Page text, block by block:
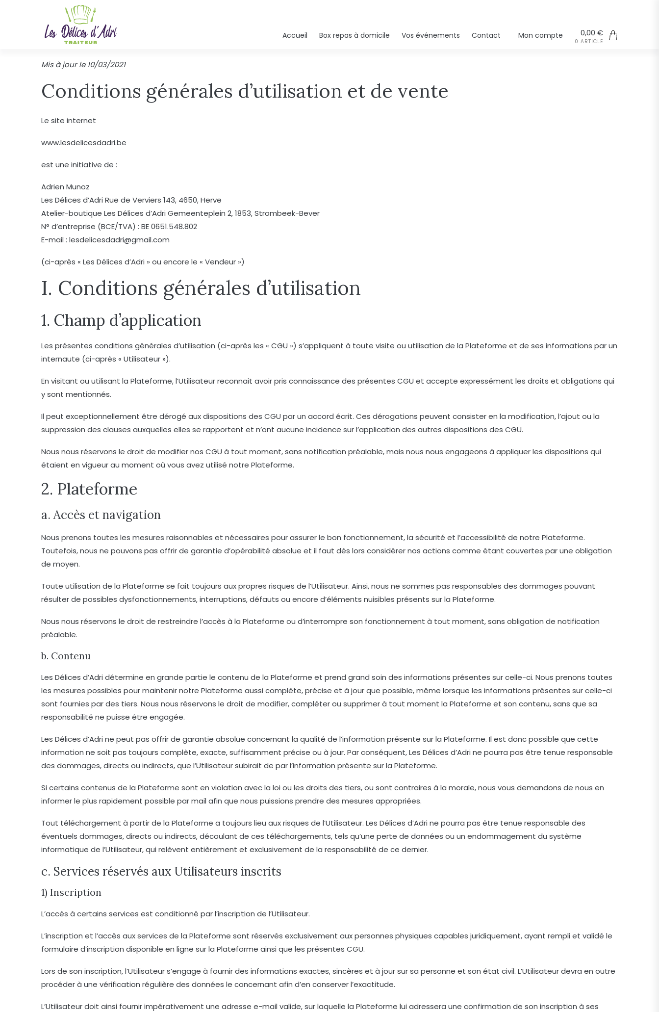
la
au
contenu
Mon compte
Accueil Box repas à domicile Vos événements Contact 0,00 €
0 ARTICLE
Mis à jour le 10/03/2021
Conditions générales d’utilisation et de vente
Le site internet
www.lesdelicesdadri.be
est une initiative de :
Adrien Munoz
Les Délices d’Adri Rue de Verviers 143, 4650, Herve
Atelier-boutique Les Délices d’Adri Gemeenteplein 2, 1853, Strombeek-Bever​
N° d’entreprise (BCE/TVA) : BE 0651.548.802
E-mail : lesdelicesdadri@gmail.com​
(ci-après « Les Délices d’Adri » ou encore le « Vendeur »)
I. Conditions générales d’utilisation
1. Champ d’application
Les présentes conditions générales d’utilisation (ci-après les « CGU ») s’appliquent à toute visite ou utilisation de la Plateforme et de ses informations par un
internaute (ci-après « Utilisateur »).
En visitant ou utilisant la Plateforme, l’Utilisateur reconnait avoir pris connaissance des présentes CGU et accepte expressément les droits et obligations qui
y sont mentionnés.
Il peut exceptionnellement être dérogé aux dispositions des CGU par un accord écrit. Ces dérogations peuvent consister en la modification, l’ajout ou la
suppression des clauses auxquelles elles se rapportent et n’ont aucune incidence sur l’application des autres dispositions des CGU.
Nous nous réservons le droit de modifier nos CGU à tout moment, sans notification préalable, mais nous nous engageons à appliquer les dispositions qui
étaient en vigueur au moment où vous avez utilisé notre Plateforme.
2. Plateforme
a. Accès et navigation
Nous prenons toutes les mesures raisonnables et nécessaires pour assurer le bon fonctionnement, la sécurité et l’accessibilité de notre Plateforme.
Toutefois, nous ne pouvons pas offrir de garantie d’opérabilité absolue et il faut dès lors considérer nos actions comme étant couvertes par une obligation
de moyen.
Toute utilisation de la Plateforme se fait toujours aux propres risques de l’Utilisateur. Ainsi, nous ne sommes pas responsables des dommages pouvant
résulter de possibles dysfonctionnements, interruptions, défauts ou encore d’éléments nuisibles présents sur la Plateforme.
Nous nous réservons le droit de restreindre l’accès à la Plateforme ou d’interrompre son fonctionnement à tout moment, sans obligation de notification
préalable.
b. Contenu
Les Délices d’Adri détermine en grande partie le contenu de la Plateforme et prend grand soin des informations présentes sur celle-ci. Nous prenons toutes
les mesures possibles pour maintenir notre Plateforme aussi complète, précise et à jour que possible, même lorsque les informations présentes sur celle-ci
sont fournies par des tiers. Nous nous réservons le droit de modifier, compléter ou supprimer à tout moment la Plateforme et son contenu, sans que sa
responsabilité ne puisse être engagée.
Les Délices d’Adri ne peut pas offrir de garantie absolue concernant la qualité de l’information présente sur la Plateforme. Il est donc possible que cette
information ne soit pas toujours complète, exacte, suffisamment précise ou à jour. Par conséquent, Les Délices d’Adri ne pourra pas être tenue responsable
des dommages, directs ou indirects, que l’Utilisateur subirait de par l’information présente sur la Plateforme.
Si certains contenus de la Plateforme sont en violation avec la loi ou les droits des tiers, ou sont contraires à la morale, nous vous demandons de nous en
informer le plus rapidement possible par mail afin que nous puissions prendre des mesures appropriées.
Tout téléchargement à partir de la Plateforme a toujours lieu aux risques de l’Utilisateur. Les Délices d’Adri ne pourra pas être tenue responsable des
éventuels dommages, directs ou indirects, découlant de ces téléchargements, tels qu’une perte de données ou un endommagement du système
informatique de l’Utilisateur, qui relèvent entièrement et exclusivement de la responsabilité de ce dernier.
c. Services réservés aux Utilisateurs inscrits
1) Inscription
L’accès à certains services est conditionné par l’inscription de l’Utilisateur.
L’inscription et l’accès aux services de la Plateforme sont réservés exclusivement aux personnes physiques capables juridiquement, ayant rempli et validé le
formulaire d’inscription disponible en ligne sur la Plateforme ainsi que les présentes CGU.
Lors de son inscription, l’Utilisateur s’engage à fournir des informations exactes, sincères et à jour sur sa personne et son état civil. L’Utilisateur devra en outre
procéder à une vérification régulière des données le concernant afin d’en conserver l’exactitude.
L’Utilisateur doit ainsi fournir impérativement une adresse e-mail valide, sur laquelle la Plateforme lui adressera une confirmation de son inscription à ses